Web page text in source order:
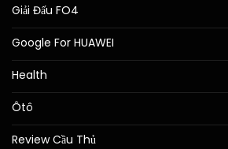
Giải Đấu FO4
Google For HUAWEI
Health
Ôtô
Review Cầu Thủ